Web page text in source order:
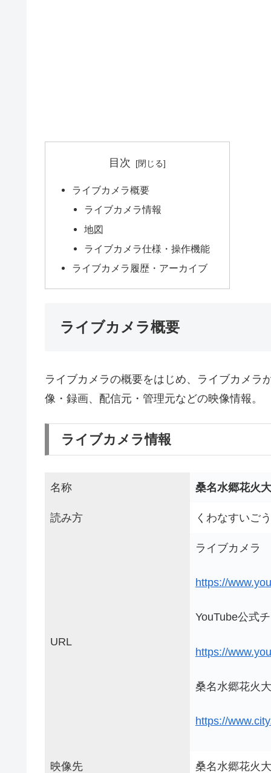
目次
ライブカメラ概要
ライブカメラ情報
地図
ライブカメラ仕様・操作機能
ライブカメラ履歴・アーカイブ
ライブカメラ概要
ライブカメラの概要をはじめ、ライブカメラ
像・録画、配信元・管理元などの映像情報。
ライブカメラ情報
名称 桑名水郷花火
読み方 くわなすいご
URL
ライブカメラ
https://
YouTube公式
https://
桑名水郷花火
https://
映像先 桑名水郷花火